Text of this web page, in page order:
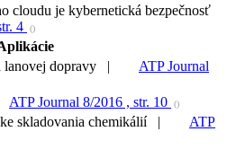
cloudu je kybernetická bezpečnosť
4 ()
lanovej dopravy |
ATP Journal
ATP Journal 8/2016 , str. 10 ()
skladovania chemikálií |
ATP